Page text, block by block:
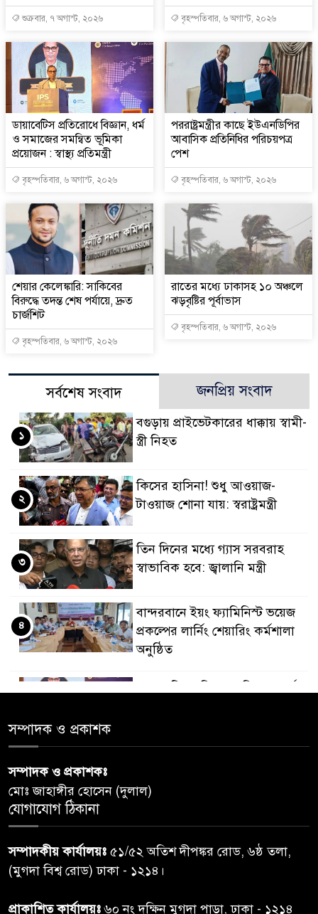
শুক্রবার, ৭ অগাস্ট, ২০২৬ বৃহস্পতিবার, ৬ অগাস্ট, ২০২৬
ডায়াবেটিস প্রতিরোধে বিজ্ঞান, ধর্ম
ও সমাজের সমন্বিত ভূমিকা
প্রয়োজন : স্বাস্থ্য প্রতিমন্ত্রী
বৃহস্পতিবার, ৬ অগাস্ট, ২০২৬
পররাষ্ট্রমন্ত্রীর কা‌ছে ইউএনডিপির
আবাসিক প্রতিনিধির পরিচয়পত্র
পেশ
বৃহস্পতিবার, ৬ অগাস্ট, ২০২৬
শেয়ার কেলেঙ্কারি: সাকিবের
বিরুদ্ধে তদন্ত শেষ পর্যায়ে, দ্রুত
চার্জশিট
বৃহস্পতিবার, ৬ অগাস্ট, ২০২৬
রাতের মধ্যে ঢাকাসহ ১০ অঞ্চলে
ঝড়বৃষ্টির পূর্বাভাস
বৃহস্পতিবার, ৬ অগাস্ট, ২০২৬
সর্বশেষ সংবাদ জনপ্রিয় সংবাদ
বগুড়ায় প্রাইভেটকারের ধাক্কায় স্বামী-
স্ত্রী নিহত
১
কিসের হাসিনা! শুধু আওয়াজ-
টাওয়াজ শোনা যায়: স্বরাষ্ট্রমন্ত্রী
২
তিন দিনের মধ্যে গ্যাস সরবরাহ
স্বাভাবিক হবে: জ্বালানি মন্ত্রী
৩
বান্দরবানে ইয়ং ফ্যামিনিস্ট ভয়েজ
প্রকল্পের লার্নিং শেয়ারিং কর্মশালা
অনুষ্ঠিত
৪
পেশ
৬
তদন্ত শেষ পর্যায়ে, দ্রুত চার্জশিট
৭
রাতের মধ্যে ঢাকাসহ ১০ অঞ্চলে
সম্পাদক ও প্রকাশক
সম্পাদক ও প্রকাশকঃ
মোঃ জাহাঙ্গীর হোসেন (দুলাল)
যোগাযোগ ঠিকানা
সম্পাদকীয় কার্যালয়ঃ ৫১/৫২ অতিশ দীপঙ্কর রোড, ৬ষ্ঠ তলা,
(মুগদা বিশ্ব রোড) ঢাকা - ১২১৪।
প্রাকাশিত কার্যালয়ঃ৬০ নং দক্ষিন মুগদা পাড়া, ঢাকা - ১২১৪